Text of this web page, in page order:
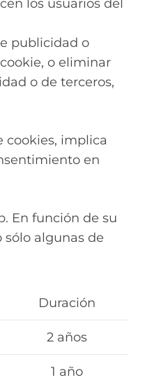
los usuarios del
publicidad o
o eliminar
o de terceros,
cookies, implica
en
En función de su
sólo algunas de
Duración
2 años
1 año